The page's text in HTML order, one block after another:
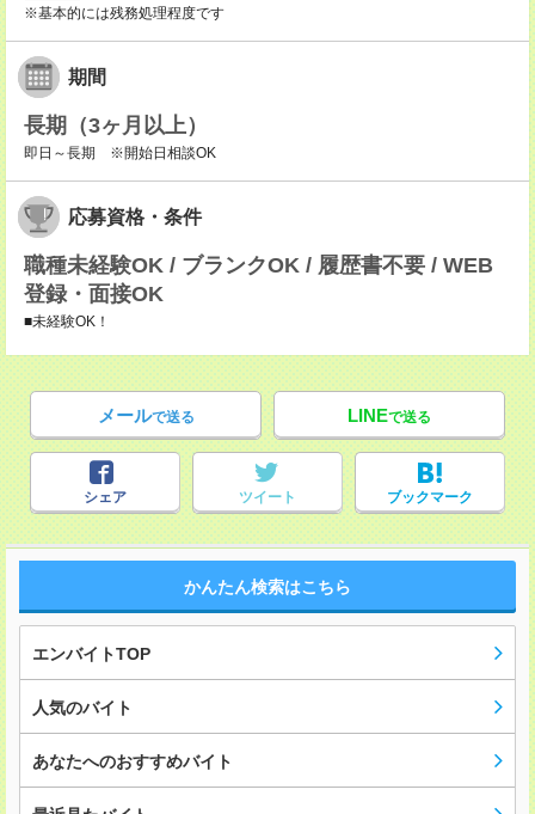
※基本的には残務処理程度です
期間
長期（3ヶ月以上）
即日～長期 ※開始日相談OK
応募資格・条件
職種未経験OK / ブランクOK / 履歴書不要 / WEB
登録・面接OK
■未経験OK！
メールで送る LINEで送る
シェア ツイート ブックマーク
かんたん検索はこちら
エンバイトTOP
人気のバイト
あなたへのおすすめバイト